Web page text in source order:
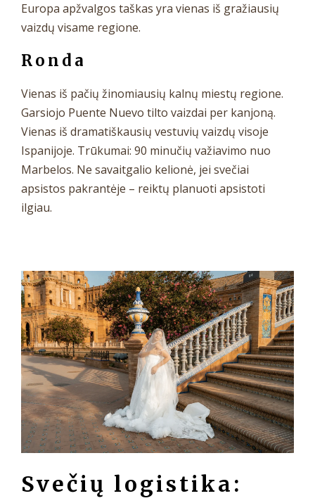
Europa apžvalgos taškas yra vienas iš gražiausių
vaizdų visame regione.
Ronda
Vienas iš pačių žinomiausių kalnų miestų regione.
Garsiojo Puente Nuevo tilto vaizdai per kanjoną.
Vienas iš dramatiškausių vestuvių vaizdų visoje
Ispanijoje. Trūkumai: 90 minučių važiavimo nuo
Marbelos. Ne savaitgalio kelionė, jei svečiai
apsistos pakrantėje – reiktų planuoti apsistoti
ilgiau.
Svečių logistika: